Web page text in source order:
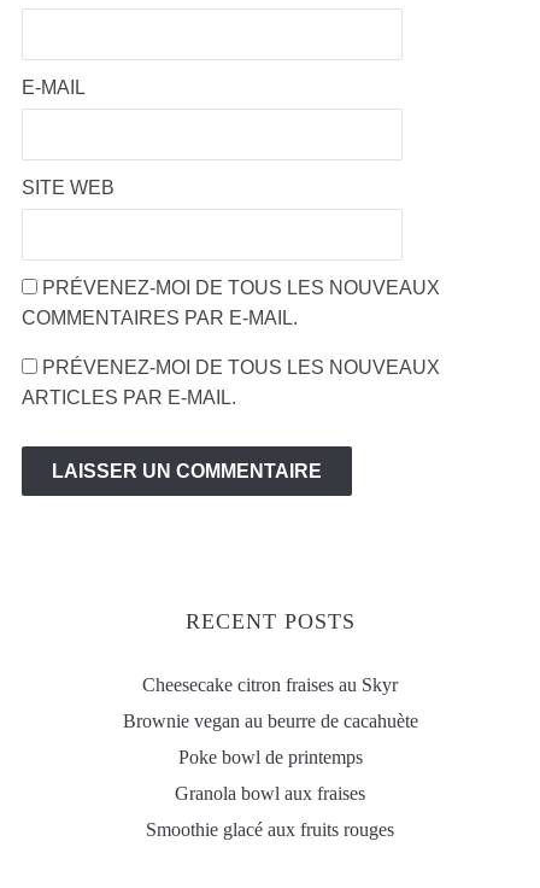
E-MAIL
SITE WEB
PRÉVENEZ-MOI DE TOUS LES NOUVEAUX
COMMENTAIRES PAR E-MAIL.
PRÉVENEZ-MOI DE TOUS LES NOUVEAUX
ARTICLES PAR E-MAIL.
RECENT POSTS
Cheesecake citron fraises au Skyr
Brownie vegan au beurre de cacahuète
Poke bowl de printemps
Granola bowl aux fraises
Smoothie glacé aux fruits rouges